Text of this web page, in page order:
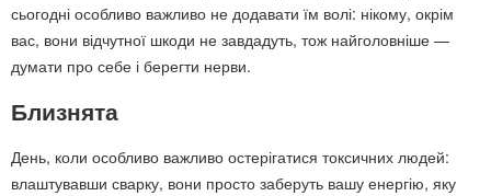
сьогодні особливо важливо не додавати їм волі: нікому, окрім
вас, вони відчутної шкоди не завдадуть, тож найголовніше —
думати про себе і берегти нерви.
Близнята
День, коли особливо важливо остерігатися токсичних людей:
влаштувавши сварку, вони просто заберуть вашу енергію, яку